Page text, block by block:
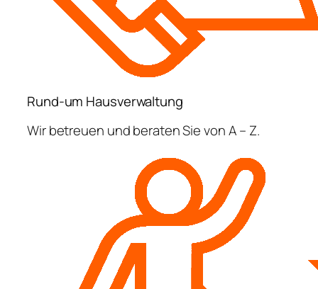
Rund-um Hausverwaltung
Wir betreuen und beraten Sie von A – Z.